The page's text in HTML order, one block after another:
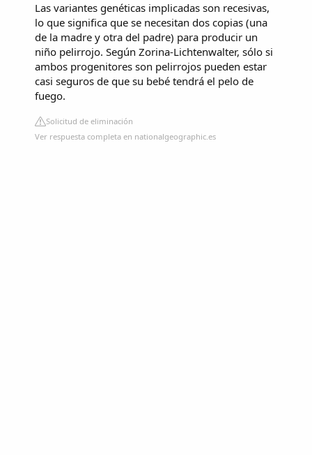
Las variantes genéticas implicadas son recesivas,
lo que significa que se necesitan dos copias (una
de la madre y otra del padre) para producir un
niño pelirrojo. Según Zorina-Lichtenwalter, sólo si
ambos progenitores son pelirrojos pueden estar
casi seguros de que su bebé tendrá el pelo de
fuego.
Solicitud de eliminación
Ver respuesta completa en nationalgeographic.es